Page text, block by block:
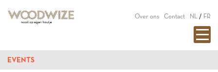
Over ons Contact NL / FR
EVENTS